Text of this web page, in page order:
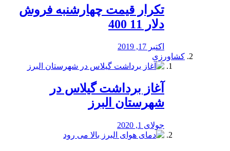
تکرار قیمت چهارشنبه فروش
دلار 11 400
اکتبر 17, 2019
کشاورزی
آغاز برداشت گیلاس در
شهرستان البرز
جولای 1, 2020